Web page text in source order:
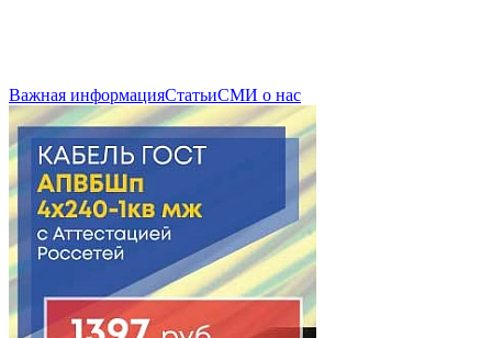
Важная информацияСтатьиСМИ о нас